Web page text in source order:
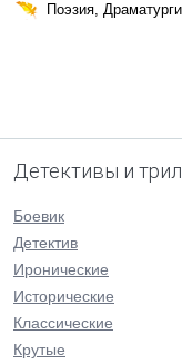
Поэзия,
Детективы и
Боевик
Детектив
Иронические
Исторические
Классические
Крутые